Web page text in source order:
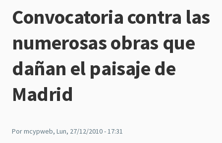
de
navegación
Convocatoria contra las
numerosas obras que
dañan el paisaje de
Madrid
Pormcypweb, Lun, 27/12/2010 - 17:31